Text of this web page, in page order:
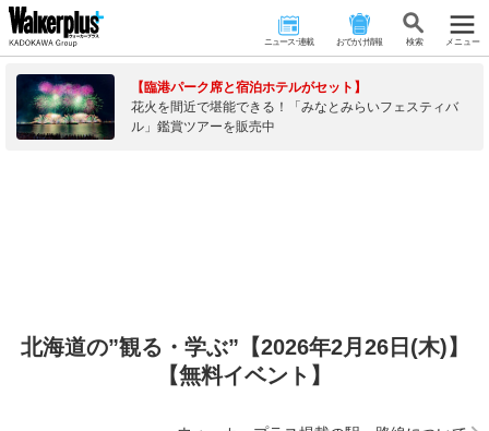
ニュース･連載 おでかけ情報 検 索 メニュー
【臨港パーク席と宿泊ホテルがセット】
花火を間近で堪能できる！「みなとみらいフェスティバ
ル」鑑賞ツアーを販売中
北海道の”観る・学ぶ”【2026年2月26日(木)】
【無料イベント】